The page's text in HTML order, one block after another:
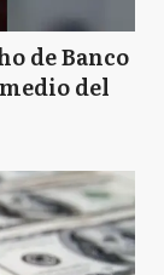
de Banco
del